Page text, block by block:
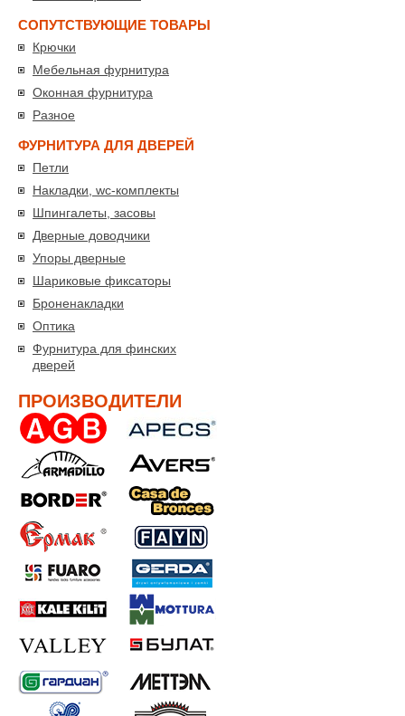
СОПУТСТВУЮЩИЕ ТОВАРЫ
Крючки
Мебельная фурнитура
Оконная фурнитура
Разное
ФУРНИТУРА ДЛЯ ДВЕРЕЙ
Петли
Накладки, wc-комплекты
Шпингалеты, засовы
Дверные доводчики
Упоры дверные
Шариковые фиксаторы
Броненакладки
Оптика
Фурнитура для финских
дверей
ПРОИЗВОДИТЕЛИ